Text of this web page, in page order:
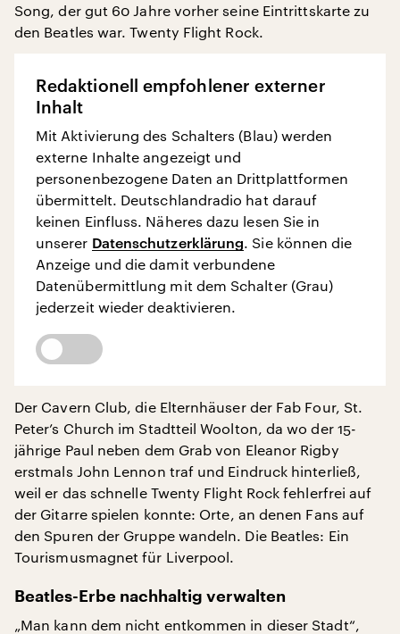
Song, der gut 60 Jahre vorher seine Eintrittskarte zu
den Beatles war. Twenty Flight Rock.
Redaktionell empfohlener externer
Inhalt
Mit Aktivierung des Schalters (Blau) werden
externe Inhalte angezeigt und
personenbezogene Daten an Drittplattformen
übermittelt. Deutschlandradio hat darauf
keinen Einfluss. Näheres dazu lesen Sie in
unserer Datenschutzerklärung. Sie können die
Anzeige und die damit verbundene
Datenübermittlung mit dem Schalter (Grau)
jederzeit wieder deaktivieren.
Der Cavern Club, die Elternhäuser der Fab Four, St.
Peter’s Church im Stadtteil Woolton, da wo der 15-
jährige Paul neben dem Grab von Eleanor Rigby
erstmals John Lennon traf und Eindruck hinterließ,
weil er das schnelle Twenty Flight Rock fehlerfrei auf
der Gitarre spielen konnte: Orte, an denen Fans auf
den Spuren der Gruppe wandeln. Die Beatles: Ein
Tourismusmagnet für Liverpool.
Beatles-Erbe nachhaltig verwalten
„Man kann dem nicht entkommen in dieser Stadt“,